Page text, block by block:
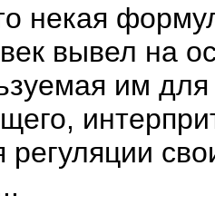
некая
вывел на
им
регуляции